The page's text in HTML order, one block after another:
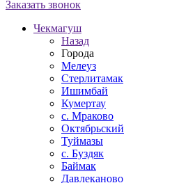
Заказать звонок
Чекмагуш
Назад
Города
Мелеуз
Стерлитамак
Ишимбай
Кумертау
c. Мраково
Октябрьский
Туймазы
c. Буздяк
Баймак
Давлеканово